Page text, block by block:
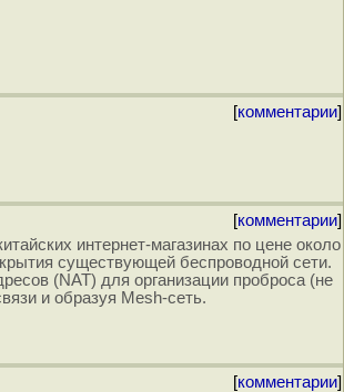
[комментарии]
[комментарии]
интернет-магазинах по цене около
существующей беспроводной сети.
(NAT) для организации проброса (не
и образуя Mesh-сеть.
[комментарии]